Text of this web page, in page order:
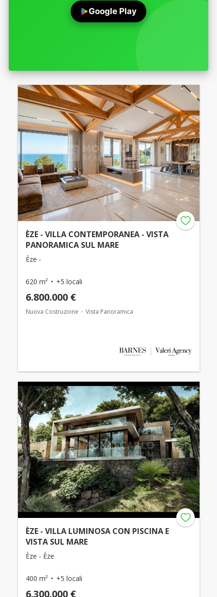
Google Play
ÈZE - VILLA CONTEMPORANEA - VISTA
PANORAMICA SUL MARE
Èze -
620 m² +5 locali
6.800.000 €
Nuova Costruzione Vista Panoramica
ÈZE - VILLA LUMINOSA CON PISCINA E
VISTA SUL MARE
Èze - Èze
400 m² +5 locali
6.300.000 €